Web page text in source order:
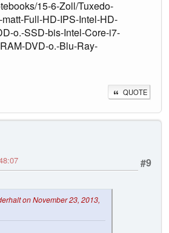
15-6-Zoll/Tuxedo-
Full-HD-IPS-Intel-HD-
o.-SSD-bis-Intel-Core-i7-
DVD-o.-Blu-Ray-
QUOTE
#9
on November 23, 2013,